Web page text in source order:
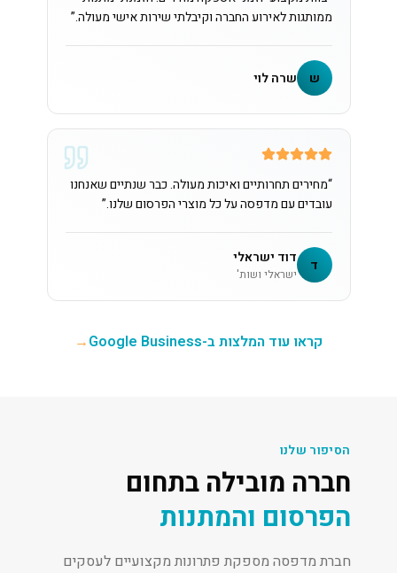
ממותגות לאירוע החברה וקיבלתי שירות אישי מעולה.”
ש שרה לוי
“מחירים תחרותיים ואיכות מעולה. כבר שנתיים שאנחנו
עובדים עם מדפסה על כל מוצרי הפרסום שלנו.”
ד דוד ישראלי
ישראלי ושות'
קראו עוד המלצות ב-Google Business →
הסיפור שלנו
חברה מובילה בתחום
הפרסום והמתנות
חברת מדפסה מספקת פתרונות מקצועיים לעסקים